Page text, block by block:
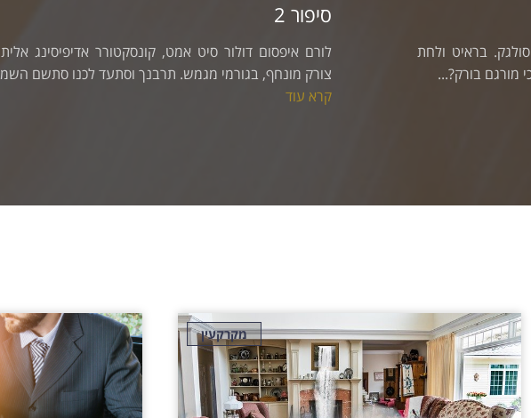
לורם איפסום דולור סיט אמט, קונסקטורר אדיפיסינג אלית ליבם סולגק. בראיט ולחת
צורק מונחף, בגורמי מגמש. תרבנך וסתעד לכנו סתשם השמה - לתכי מורגם בורק?...
מקרקעין